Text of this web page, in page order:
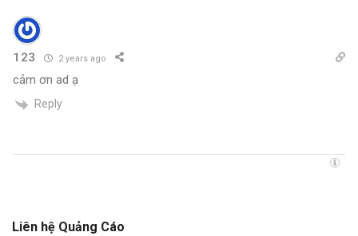
123 2 years ago
cảm ơn ad ạ
Reply
Liên hệ Quảng Cáo